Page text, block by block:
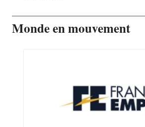
Monde en mouvement